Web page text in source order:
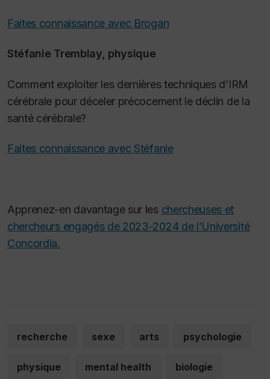
Faites connaissance avec Brogan
Stéfanie Tremblay, physique
Comment exploiter les dernières techniques d’IRM
cérébrale pour déceler précocement le déclin de la
santé cérébrale?
Faites connaissance avec Stéfanie
Apprenez-en davantage sur les chercheuses et
chercheurs engagés de 2023-2024 de l’Université
Concordia.
recherche sexe arts psychologie
physique mental health biologie